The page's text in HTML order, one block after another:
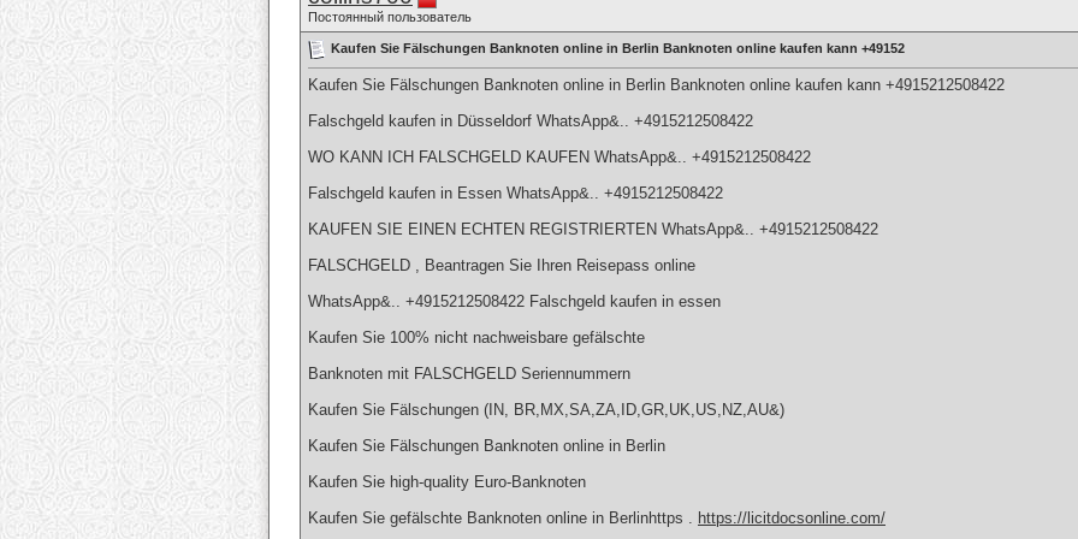
Постоянный пользователь
Kaufen Sie Fälschungen Banknoten online in Berlin Banknoten online kaufen kann +49152
Kaufen Sie Fälschungen Banknoten online in Berlin Banknoten online kaufen kann +4915212508422
Falschgeld kaufen in Düsseldorf WhatsApp&.. +4915212508422
WO KANN ICH FALSCHGELD KAUFEN WhatsApp&.. +4915212508422
Falschgeld kaufen in Essen WhatsApp&.. +4915212508422
KAUFEN SIE EINEN ECHTEN REGISTRIERTEN WhatsApp&.. +4915212508422
FALSCHGELD , Beantragen Sie Ihren Reisepass online
WhatsApp&.. +4915212508422 Falschgeld kaufen in essen
Kaufen Sie 100% nicht nachweisbare gefälschte
Banknoten mit FALSCHGELD Seriennummern
Kaufen Sie Fälschungen (IN, BR,MX,SA,ZA,ID,GR,UK,US,NZ,AU&)
Kaufen Sie Fälschungen Banknoten online in Berlin
Kaufen Sie high-quality Euro-Banknoten
Kaufen Sie gefälschte Banknoten online in Berlinhttps . https://licitdocsonline.com/